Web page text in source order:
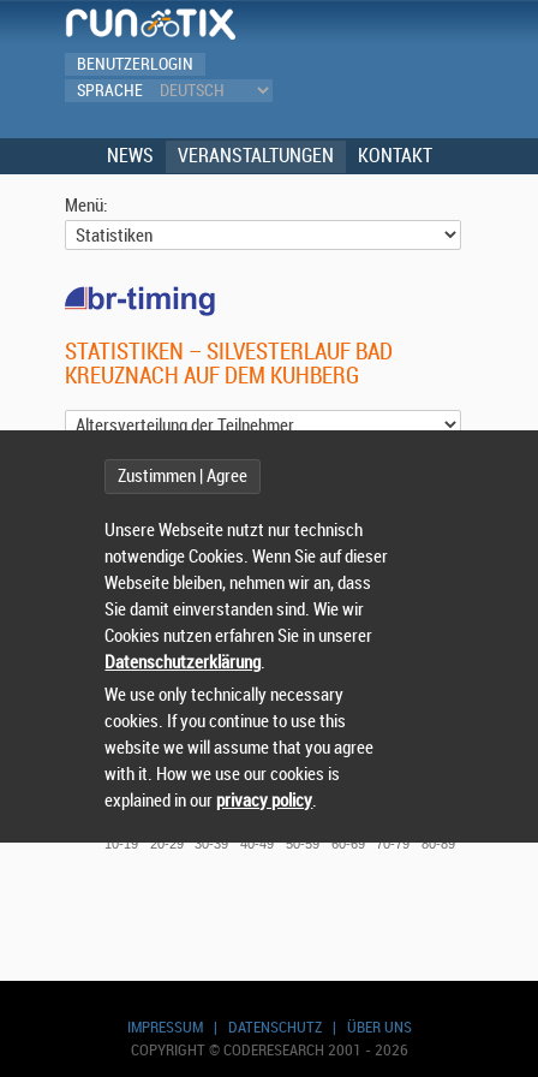
BENUTZERLOGIN
SPRACHE
NEWS VERANSTALTUNGEN KONTAKT
Menü:
STATISTIKEN – SILVESTERLAUF BAD
KREUZNACH AUF DEM KUHBERG
IMPRESSUM| DATENSCHUTZ| ÜBER UNS
COPYRIGHT © CODERESEARCH 2001 - 2026
ALTERSVERTEILUNG DER TEILNEHMER
10-19 20-29 30-39 40-49 50-59 60-69 70-79 80-89
112
140
Zustimmen | Agree
Unsere Webseite nutzt nur technisch
notwendige Cookies. Wenn Sie auf dieser
Webseite bleiben, nehmen wir an, dass
Sie damit einverstanden sind. Wie wir
Cookies nutzen erfahren Sie in unserer
Datenschutzerklärung.
We use only technically necessary
cookies. If you continue to use this
website we will assume that you agree
with it. How we use our cookies is
explained in ourprivacy policy.